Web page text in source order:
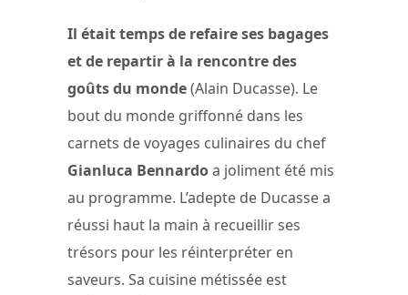
Il était temps de refaire ses bagages
et de repartir à la rencontre des
goûts du monde(Alain Ducasse). Le
bout du monde griffonné dans les
carnets de voyages culinaires du chef
Gianluca Bennardoa joliment été mis
au programme. L’adepte de Ducasse a
réussi haut la main à recueillir ses
trésors pour les réinterpréter en
saveurs. Sa cuisine métissée est